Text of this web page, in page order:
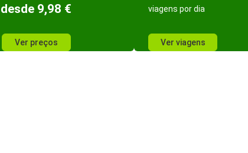
desde 9,98 €
Ver preços
viagens por dia
Ver viagens